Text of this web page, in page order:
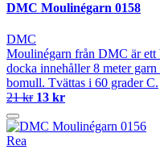
DMC Moulinégarn 0158
DMC
Moulinégarn från DMC är ett
docka innehåller 8 meter
bomull. Tvättas i 60 grader C.
21 kr 13 kr
Rea